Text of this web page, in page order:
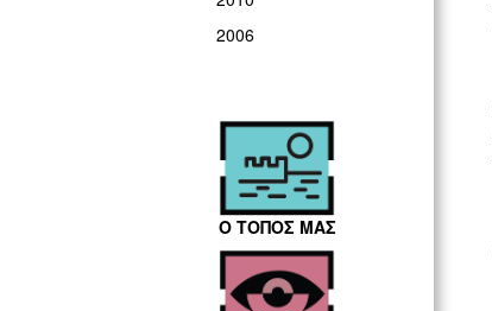
2006
Ο ΤΟΠΟΣ ΜΑΣ